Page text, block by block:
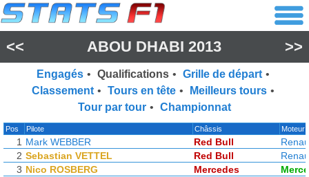
<< ABOU DHABI 2013 >>
Engagés • Qualifications • Grille de départ •
Classement • Tours en tête • Meilleurs tours •
Tour par tour • Championnat
Pos Pilote Châssis Moteur
1 Mark WEBBER Red Bull
2 Sebastian VETTEL Red Bull
3 Nico ROSBERG Mercedes